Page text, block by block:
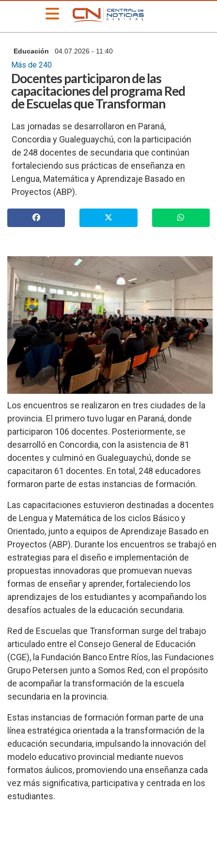
PORTADA
Deportes
Educación
Información
General
Locales
Nacionales
Policiales
»
Salud
»
Cultura
Economía
»
Espectáculos
»
Internacionales
»
Judiciales
»
Política
Educación 04.07.2026 - 11:40
Más de 240
Docentes participaron de las
capacitaciones del programa Red
de Escuelas que Transforman
Las jornadas se desarrollaron en Paraná,
Concordia y Gualeguaychú, con la participación
de 248 docentes de secundaria que continúan
fortaleciendo sus prácticas de enseñanza en
Lengua, Matemática y Aprendizaje Basado en
Proyectos (ABP).
Los encuentros se realizaron en tres ciudades de la
provincia. El primero tuvo lugar en Paraná, donde
participaron 106 docentes. Posteriormente, se
desarrolló en Concordia, con la asistencia de 81
docentes y culminó en Gualeguaychú, donde se
capacitaron 61 docentes. En total, 248 educadores
formaron parte de estas instancias de formación.
Las capacitaciones estuvieron destinadas a docentes
de Lengua y Matemática de los ciclos Básico y
Orientado, junto a equipos de Aprendizaje Basado en
Proyectos (ABP). Durante los encuentros se trabajó en
estrategias para el diseño e implementación de
propuestas innovadoras que promuevan nuevas
formas de enseñar y aprender, fortaleciendo los
aprendizajes de los estudiantes y acompañando los
desafíos actuales de la educación secundaria.
Red de Escuelas que Transforman surge del trabajo
articulado entre el Consejo General de Educación
(CGE), la Fundación Banco Entre Ríos, las Fundaciones
Grupo Petersen junto a Somos Red, con el propósito
de acompañar la transformación de la escuela
secundaria en la provincia.
Estas instancias de formación forman parte de una
línea estratégica orientada a la transformación de la
educación secundaria, impulsando la innovación del
modelo educativo provincial mediante nuevos
formatos áulicos, promoviendo una enseñanza cada
vez más significativa, participativa y centrada en los
estudiantes.